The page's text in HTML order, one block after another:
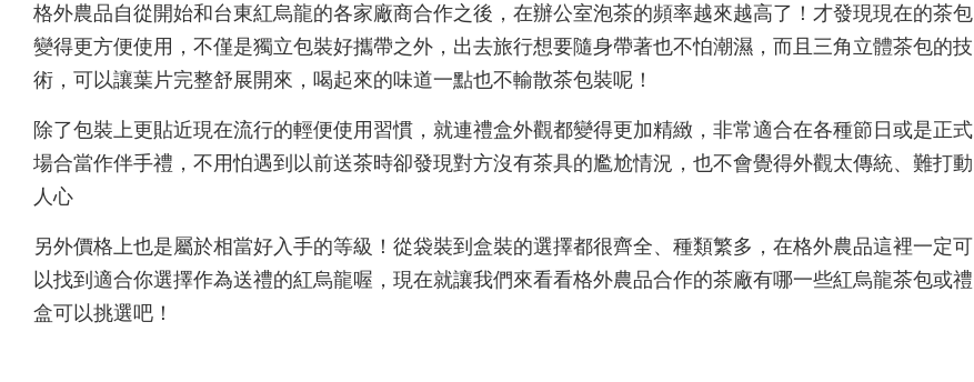
格外農品自從開始和台東紅烏龍的各家廠商合作之後，在辦公室泡茶的頻率越來越高了！才發現現在的茶包
變得更方便使用，不僅是獨立包裝好攜帶之外，出去旅行想要隨身帶著也不怕潮濕，而且三角立體茶包的技
術，可以讓葉片完整舒展開來，喝起來的味道一點也不輸散茶包裝呢！
除了包裝上更貼近現在流行的輕便使用習慣，就連禮盒外觀都變得更加精緻，非常適合在各種節日或是正式
場合當作伴手禮，不用怕遇到以前送茶時卻發現對方沒有茶具的尷尬情況，也不會覺得外觀太傳統、難打動
人心
另外價格上也是屬於相當好入手的等級！從袋裝到盒裝的選擇都很齊全、種類繁多，在格外農品這裡一定可
以找到適合你選擇作為送禮的紅烏龍喔，現在就讓我們來看看格外農品合作的茶廠有哪一些紅烏龍茶包或禮
盒可以挑選吧！